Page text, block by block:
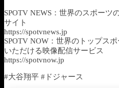
SPOTV NEWS：世界のスポーツ
サイト
https://spotvnews.jp
SPOTV NOW：世界のトップス
いただける映像配信サービス
https://spotvnow.jp
#大谷翔平 #ドジャース